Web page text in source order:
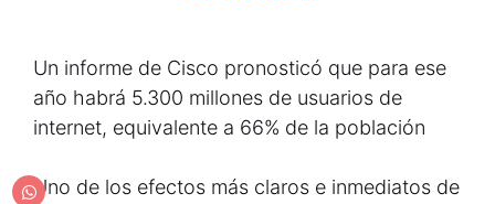
Un informe de Cisco pronosticó que para ese
año habrá 5.300 millones de usuarios de
internet, equivalente a 66% de la población
Uno de los efectos más claros e inmediatos de